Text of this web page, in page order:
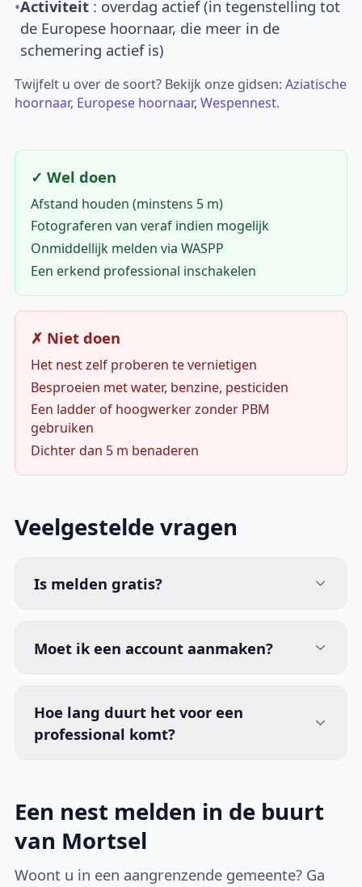
•Activiteit : overdag actief (in tegenstelling tot
de Europese hoornaar, die meer in de
schemering actief is)
Twijfelt u over de soort? Bekijk onze gidsen:Aziatische
hoornaar, Europese hoornaar,Wespennest.
✓ Wel doen
Afstand houden (minstens 5 m)
Fotograferen van veraf indien mogelijk
Onmiddellijk melden via WASPP
Een erkend professional inschakelen
✗ Niet doen
Het nest zelf proberen te vernietigen
Besproeien met water, benzine, pesticiden
Een ladder of hoogwerker zonder PBM
gebruiken
Dichter dan 5 m benaderen
Veelgestelde vragen
Is melden gratis?
Moet ik een account aanmaken?
Hoe lang duurt het voor een
professional komt?
Een nest melden in de buurt
van Mortsel
Woont u in een aangrenzende gemeente? Ga